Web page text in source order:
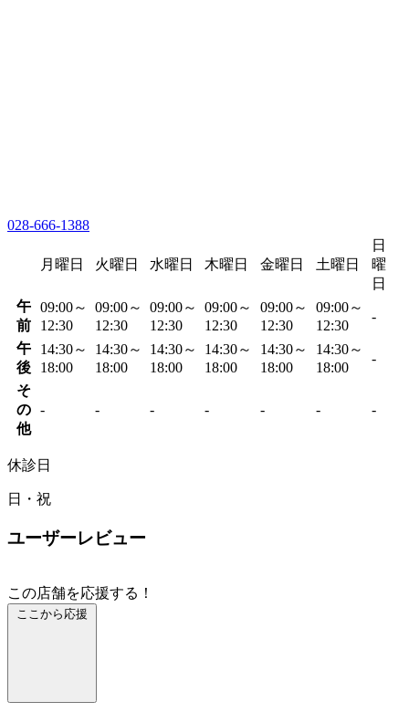
028-666-1388
月曜日 火曜日 水曜日 木曜日 金曜日 土曜日
日
曜
日
午
前
09:00～
12:30
09:00～
12:30
09:00～
12:30
09:00～
12:30
09:00～
12:30
09:00～
12:30
-
午
後
14:30～
18:00
14:30～
18:00
14:30～
18:00
14:30～
18:00
14:30～
18:00
14:30～
18:00
-
そ
の
他
- - - - - - -
休診日
日・祝
ユーザーレビュー
この店舗を応援する！
ここから応援